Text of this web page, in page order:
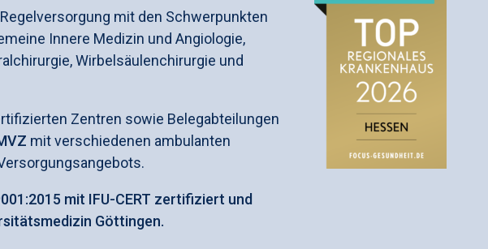
mit den Schwerpunkten
Innere Medizin und Angiologie,
Wirbelsäulenchirurgie und
Zentren sowie Belegabteilungen
mit verschiedenen ambulanten
mit IFU-CERT zertifiziert und
Göttingen.